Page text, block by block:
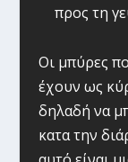
προς τη
Oι μπύρες
έχουν ως
δηλαδή να
κατα την